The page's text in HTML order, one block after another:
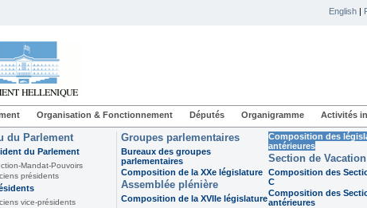
English |
Organisation & Fonctionnement Députés Organigramme Activités
du Parlement
du Parlement
Mandat-Pouvoirs
présidents
vice-présidents
Groupes parlementaires
Bureaux des groupes
parlementaires
Composition de la XXe législature
Assemblée plénière
Composition de la XVIIe législature
Composition des
antérieures
Section de Vacation
Composition des
C
Composition des
antérieures